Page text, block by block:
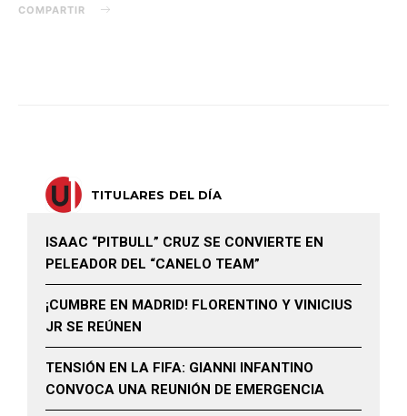
COMPARTIR
TITULARES DEL DÍA
ISAAC “PITBULL” CRUZ SE CONVIERTE EN
PELEADOR DEL “CANELO TEAM”
¡CUMBRE EN MADRID! FLORENTINO Y VINICIUS
JR SE REÚNEN
TENSIÓN EN LA FIFA: GIANNI INFANTINO
CONVOCA UNA REUNIÓN DE EMERGENCIA